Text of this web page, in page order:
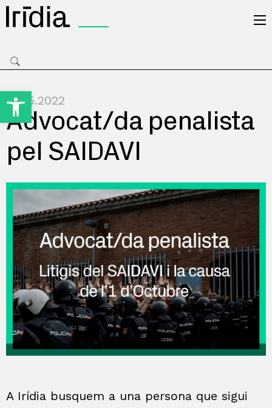
Obre la barra d'eines
11.05.2022
Advocat/da penalista
pel SAIDAVI
A Irídia busquem a una persona que sigui